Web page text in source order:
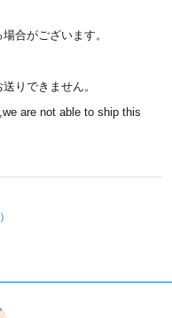
合がございます。
りできません。
are not able to ship this